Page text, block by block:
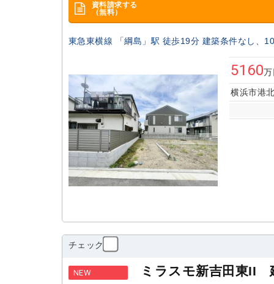
資料請求する
（無料）
東急東横線 「綱島」駅 徒歩19分 建築条件なし、
5160
横浜市港
チェック
NEW ミラスモ新吉田東II